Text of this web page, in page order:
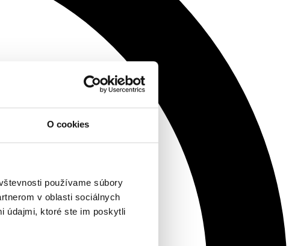
O cookies
používame súbory
v oblasti sociálnych
údajmi, ktoré ste im poskytli